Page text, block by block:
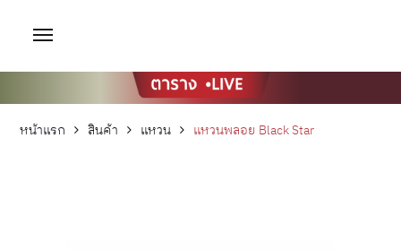
หน้าแรก สินค้า แหวน แหวนพลอย Black Star